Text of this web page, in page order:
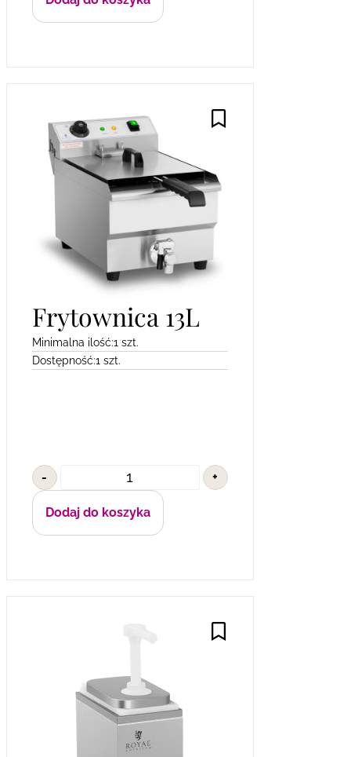
Frytownica 13L
Minimalna ilość:1 szt.
Dostępność:1 szt.
- +
Dodaj do koszyka